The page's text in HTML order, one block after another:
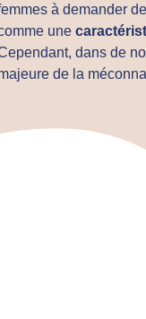
à demander
une
dans de
de la